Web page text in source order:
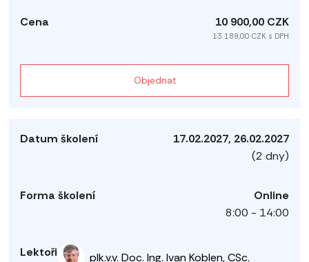
10 900,00 CZK
13 189,00 CZK s DPH
Objednat
17.02.2027, 26.02.2027
(2 dny)
Online
8:00 - 14:00
plk.v.v. Doc. Ing. Ivan Koblen, CSc.